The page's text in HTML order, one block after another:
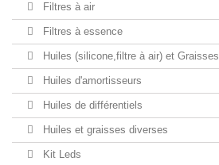
Filtres à air
Filtres à essence
Huiles (silicone,filtre à air) et Graisses
Huiles d'amortisseurs
Huiles de différentiels
Huiles et graisses diverses
Kit Leds